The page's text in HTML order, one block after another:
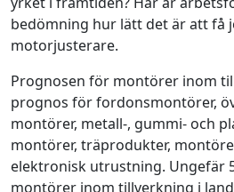
bedömning hur lätt det är att få
motorjusterare.
Prognosen för montörer inom
prognos för fordonsmontörer,
montörer, metall-, gummi- och
montörer, träprodukter,
elektronisk utrustning. Ungefär
montörer inom tillverkning i